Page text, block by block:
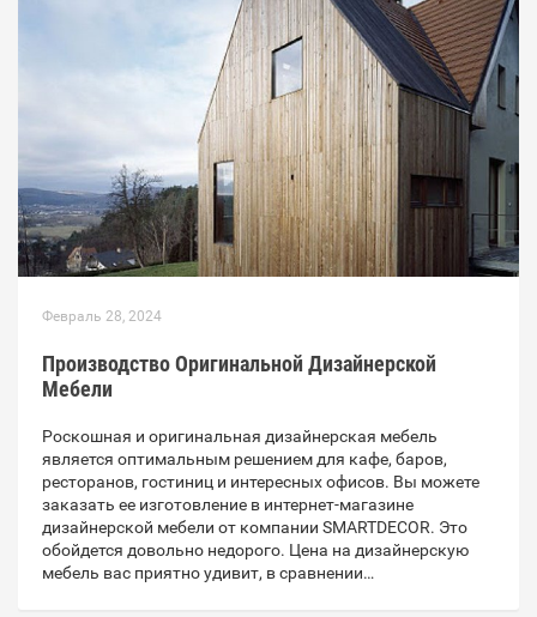
Февраль 28, 2024
Производство Оригинальной Дизайнерской
Мебели
Роскошная и оригинальная дизайнерская мебель
является оптимальным решением для кафе, баров,
ресторанов, гостиниц и интересных офисов. Вы можете
заказать ее изготовление в интернет-магазине
дизайнерской мебели от компании SMARTDECOR. Это
обойдется довольно недорого. Цена на дизайнерскую
мебель вас приятно удивит, в сравнении…